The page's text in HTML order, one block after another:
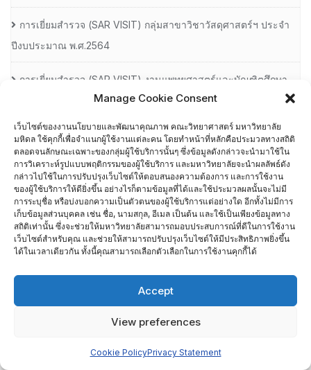
Manage Cookie Consent
เว็บไซต์ของงานนโยบายและพัฒนาคุณภาพ คณะวิทยาศาสตร์ มหาวิทยาลัย
มหิดล ใช้คุกกี้เพื่อจำแนกผู้ใช้งานแต่ละคน โดยทำหน้าที่หลักคือประมวลทางสถิติ
ตลอดจนลักษณะเฉพาะของกลุ่มผู้ใช้บริการนั้นๆ ซึ่งข้อมูลดังกล่าวจะนำมาใช้ใน
การวิเคราะห์รูปแบบพฤติกรรมของผู้ใช้บริการ และมหาวิทยาลัยจะนำผลลัพธ์ดัง
กล่าวไปใช้ในการปรับปรุงเว็บไซต์ให้ตอบสนองความต้องการ และการใช้งาน
ของผู้ใช้บริการให้ดียิ่งขึ้น อย่างไรก็ตามข้อมูลที่ได้และใช้ประมวลผลนั้นจะไม่มี
การระบุชื่อ หรือบ่งบอกความเป็นตัวตนของผู้ใช้บริการแต่อย่างใด อีกทั้งไม่มีการ
เก็บข้อมูลส่วนบุคคล เช่น ชื่อ, นามสกุล, อีเมล เป็นต้น และใช้เป็นเพียงข้อมูลทาง
สถิติเท่านั้น ซึ่งจะช่วยให้มหาวิทยาลัยสามารถมอบประสบการณ์ที่ดีในการใช้งาน
เว็บไซต์สำหรับคุณ และช่วยให้สามารถปรับปรุงเว็บไซต์ให้มีประสิทธิภาพยิ่งขึ้น
ได้ในเวลาเดียวกัน ทั้งนี้คุณสามารถเลือกตัวเลือกในการใช้งานคุกกี้ได้
Accept
View preferences
Cookie PolicyPrivacy Statement
การเยี่ยมสํารวจ (SAR VISIT) กลุ่มสาขาวิชาวัสดุศาสตร์ฯ ประจํา
ปีงบประมาณ พ.ศ.2564
การเยี่ยมสํารวจ (SAR VISIT) งานแพทยศาสตร์และบัณฑิตศึกษา
ประจําปีงบประมาณ พ.ศ.2564
การเยี่ยมสํารวจ (SAR VISIT) ภาควิชากายวิภาคศาสตร์ ประจํา
ปีงบประมาณ พ.ศ.2564
การเยี่ยมสํารวจ (SAR VISIT) ภาควิชาคณิตศาสตร์ ประจํา
ปีงบประมาณ พ.ศ.2564
การเยี่ยมสํารวจ (SAR VISIT) ภาควิชาจุลชีววิทยา ประจํา
การเยี่ยมสํารวจ (SAR VISIT) ภาควิชาชีววิทยา ประจํา
การเยี่ยมสํารวจ (SAR VISIT) ภาควิชาชีวเคมี ประจําปีงบประมาณ